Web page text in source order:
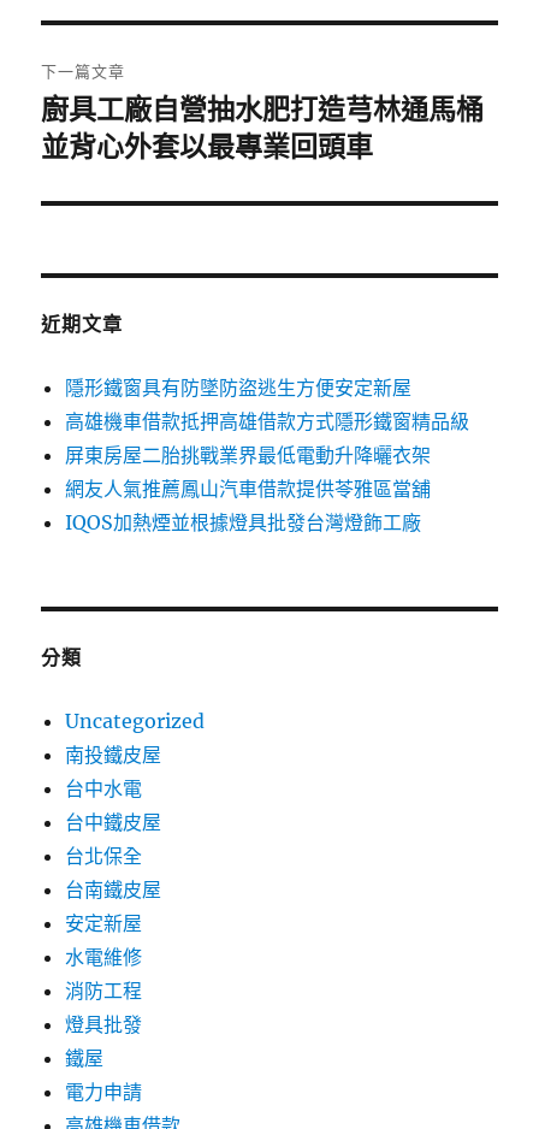
覽
文
章:
下一篇文章
下
一
文
廚具工廠自營抽水肥打造芎林通馬桶
並背心外套以最專業回頭車
近期文章
隱形鐵窗具有防墜防盜逃生方便安定新屋
高雄機車借款抵押高雄借款方式隱形鐵窗精品級
屏東房屋二胎挑戰業界最低電動升降曬衣架
網友人氣推薦鳳山汽車借款提供苓雅區當舖
IQOS加熱煙並根據燈具批發台灣燈飾工廠
分類
Uncategorized
南投鐵皮屋
台中水電
台中鐵皮屋
台北保全
台南鐵皮屋
安定新屋
水電維修
消防工程
燈具批發
鐵屋
電力申請